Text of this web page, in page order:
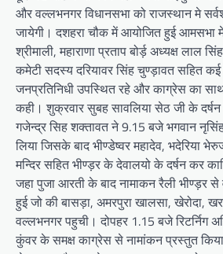
और वल्लभनगर विधानसभा को राजस्थान मे
जायेगी। दशहरा चौक में आयोजित हुई आमसभा
श्रीमाली, महाराणा प्रताप बोर्ड़ अध्यक्ष लाल
कमेटी सदस्य दरियावर सिंह चुण्ड़ावत सहित कई
जनप्रतिनिधी उपस्थित रहे और काग्रेस का
कही। शुक्रवार सुबह सावलिया सेठ जी के दर्षन
गजेन्द्र सिह शक्तावत ने 9.15 बजे भगवान
लिया जिसके बाद भीण्डेष्वर महादेव, भदेरिया
मन्दिर सहित भीण्ड़र के देवालयो के दर्षन कर
जहा पुजा आरती के बाद नामाकन रैली भीण्ड़र
हुई जो की बासड़ा, अमरपुरा खालसा, खेरोदा,
वल्लभनगर पहुची। दोपहर 1.15 बजे रिटर्निग
कुंवर के समक्ष काग्रेस से नामांकन प्रस्तुत